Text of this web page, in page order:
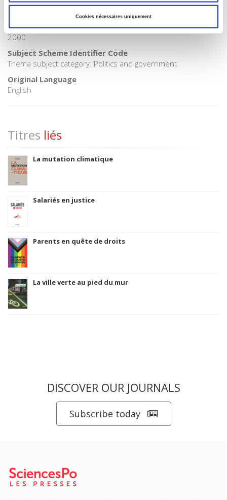
Cookies nécessaires uniquement
Title First Published
2000
Subject Scheme Identifier Code
Thema subject category: Politics and government
Original Language
English
Titres liés
La mutation climatique
Salariés en justice
Parents en quête de droits
La ville verte au pied du mur
DISCOVER OUR JOURNALS
Subscribe today